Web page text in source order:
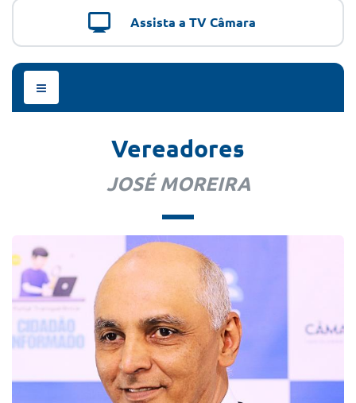
Assista a TV Câmara
Menu
de
Vereadores
JOSÉ MOREIRA